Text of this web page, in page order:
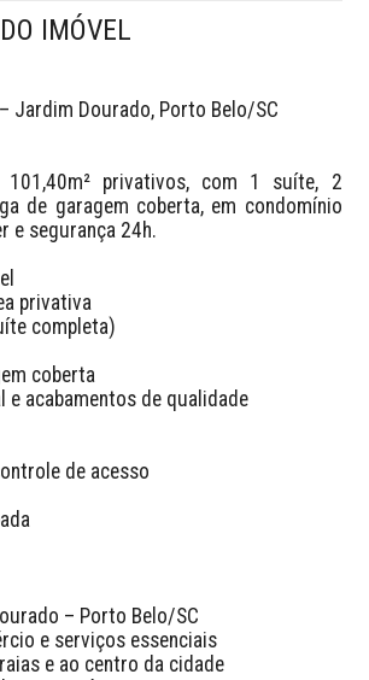
DO IMÓVEL
Jardim Dourado, Porto Belo/SC
101,40m² privativos, com 1 suíte, 2
de garagem coberta, em condomínio
e segurança 24h.
privativa
completa)
coberta
e acabamentos de qualidade
de acesso
– Porto Belo/SC
e serviços essenciais
e ao centro da cidade